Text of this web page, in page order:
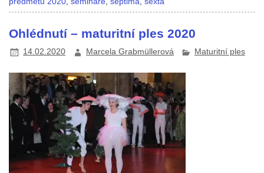
Ohlédnutí – maturitní ples 2020
14.02.2020 Marcela Grabmüllerová Maturitní ples